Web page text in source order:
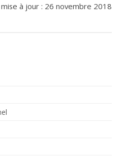
à jour : 26 novembre 2018